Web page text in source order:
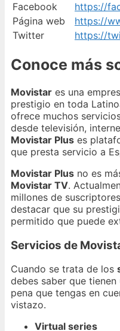
Facebook
Página web
https://
Twitter
Conoce más
Movistar es una
prestigio en toda
ofrece muchos
desde televisión,
Movistar Plus es
que presta servicio a
Movistar Plus no es
Movistar TV.
millones de
destacar que su
permitido que puede
Servicios de
Cuando se trata de los
debes saber que
pena que tengas en
vistazo.
Virtual series